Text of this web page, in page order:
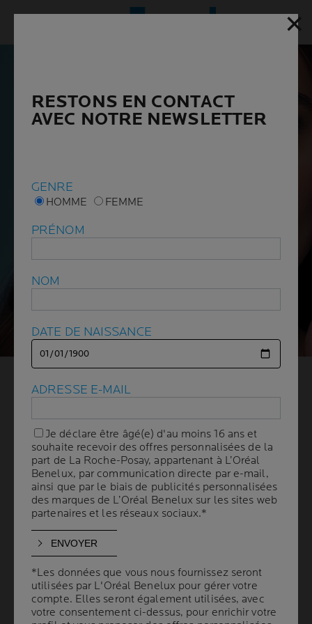
LE NETTOYAGE EST
ESSENTIEL
POUR GARDER UNE PEAU
EN PLEINE FORME
UNE ÉTAPE ESSENTIELLE… À REALISER DEUX
Le nettoyage n'est pas réservé à celles qui se
maquillent. Il enlève également les impuretés
✕
RESTONS EN CONTACT
AVEC NOTRE NEWSLETTER
GENRE
HOMME FEMME
PRÉNOM
NOM
DATE DE NAISSANCE
ADRESSE E-MAIL
Je déclare être âgé(e) d'au moins 16 ans et
souhaite recevoir des offres personnalisées de la
part de La Roche-Posay, appartenant à L’Oréal
Benelux, par communication directe par e-mail,
ainsi que par le biais de publicités personnalisées
des marques de L’Oréal Benelux sur les sites web
partenaires et les réseaux sociaux.*
*Les données que vous nous fournissez seront
utilisées par L'Oréal Benelux pour gérer votre
compte. Elles seront également utilisées, avec
votre consentement ci-dessus, pour enrichir votre
✕
RESTONS EN CONTACT
AVEC NOTRE NEWSLETTER
GENRE
HOMME FEMME
PRÉNOM
NOM
DATE DE NAISSANCE
ADRESSE E-MAIL
Je déclare être âgé(e) d'au moins 16 ans et
souhaite recevoir des offres personnalisées de la
part de La Roche-Posay, appartenant à L’Oréal
Benelux, par communication directe par e-mail,
ainsi que par le biais de publicités personnalisées
des marques de L’Oréal Benelux sur les sites web
partenaires et les réseaux sociaux.*
*Les données que vous nous fournissez seront
utilisées par L'Oréal Benelux pour gérer votre
compte. Elles seront également utilisées, avec
votre consentement ci-dessus, pour enrichir votre